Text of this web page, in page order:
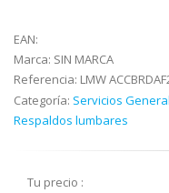
EAN:
Marca: SIN MARCA
Referencia: LMW
Categoría: Servicios
Respaldos lumbares
Tu precio :